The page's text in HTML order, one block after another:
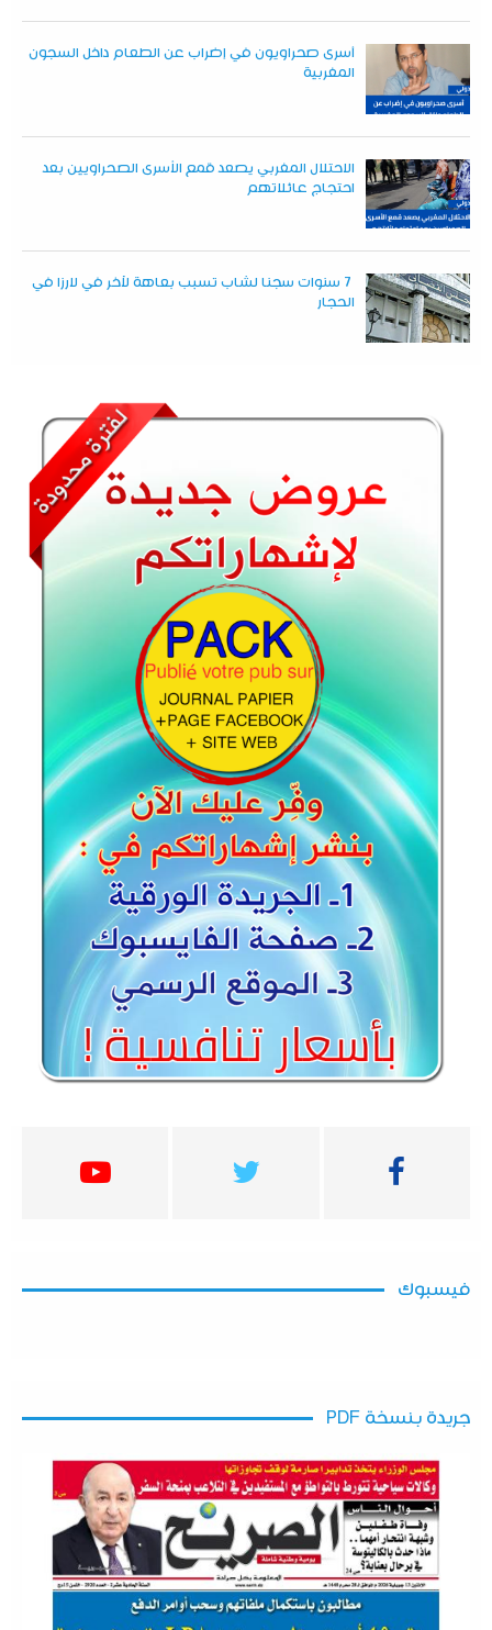
أسرى صحراويون في إضراب عن الطعام داخل السجون
المغربية
الاحتلال المغربي يصعد قمع الأسرى الصحراويين بعد
احتجاج عائلاتهم
7 سنوات سجنا لشاب تسبب بعاهة لآخر في لارزا في
الحجار
فيسبوك
جريدة بنسخة PDF